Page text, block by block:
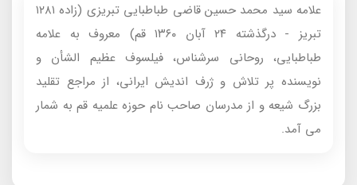
علامه سید محمد حسین قاضی طباطبایی تبریزی (زاده ۱۲۸۱
تبریز - درگذشته ۲۴ آبان ۱۳۶۰ قم) معروف‌ به علامه
طباطبایی، روحانی سرشناس، فیلسوف عظیم الشأن و
نویسنده پر تلاش و ژرف اندیش ایرانی، از مراجع تقلید
بزرگ شیعه و از مدرسان صاحب نام حوزه علمیه قم به شمار
می‌ آمد.